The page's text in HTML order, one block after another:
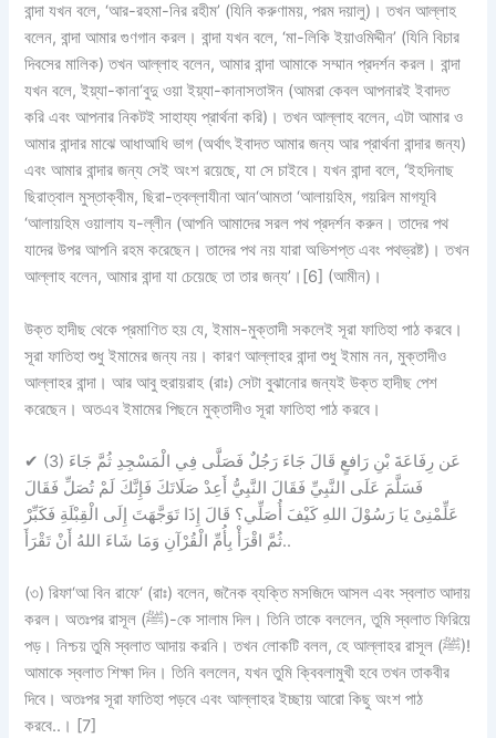
বান্দা যখন বলে, ‘আর-রহমা-নির রহীম’ (যিনি করুণাময়, পরম দয়ালু)। তখন আল্লাহ
বলেন, বান্দা আমার গুণগান করল। বান্দা যখন বলে, ‘মা-লিকি ইয়াওমিদ্দীন’ (যিনি বিচার
দিবসের মালিক) তখন আল্লাহ বলেন, আমার বান্দা আমাকে সম্মান প্রদর্শন করল। বান্দা
যখন বলে, ইয়্যা-কানা‘বুদু ওয়া ইয়্যা-কানাসতাঈন (আমরা কেবল আপনারই ইবাদত
করি এবং আপনার নিকটই সাহায্য প্রার্থনা করি)। তখন আল্লাহ বলেন, এটা আমার ও
আমার বান্দার মাঝে আধাআধি ভাগ (অর্থাৎ ইবাদত আমার জন্য আর প্রার্থনা বান্দার জন্য)
এবং আমার বান্দার জন্য সেই অংশ রয়েছে, যা সে চাইবে। যখন বান্দা বলে, ‘ইহদিনাছ
ছিরাত্বাল মুস্তাক্বীম, ছিরা-ত্বল্লাযীনা আন‘আমতা ‘আলায়হিম, গয়রিল মাগযূবি
‘আলায়হিম ওয়ালায য-ল্লীন (আপনি আমাদের সরল পথ প্রদর্শন করুন। তাদের পথ
যাদের উপর আপনি রহম করেছেন। তাদের পথ নয় যারা অভিশপ্ত এবং পথভ্রষ্ট)। তখন
আল্লাহ বলেন, আমার বান্দা যা চেয়েছে তা তার জন্য’।[6] (আমীন)।
উক্ত হাদীছ থেকে প্রমাণিত হয় যে, ইমাম-মুক্তাদী সকলেই সূরা ফাতিহা পাঠ করবে।
সূরা ফাতিহা শুধু ইমামের জন্য নয়। কারণ আল্লাহর বান্দা শুধু ইমাম নন, মুক্তাদীও
আল্লাহর বান্দা। আর আবু হুরায়রাহ (রাঃ) সেটা বুঝানোর জন্যই উক্ত হাদীছ পেশ
করেছেন। অতএব ইমামের পিছনে মুক্তাদীও সূরা ফাতিহা পাঠ করবে।
✔ (3) عَن رِفَاعَةَ بْنِ رَافعٍ قَالَ جَاءَ رَجُلٌ فَصَلَّى فِي الْمَسْجِدِ ثُمَّ جَاءَ
فَسَلَّمَ عَلَى النَّبِيِّ فَقَالَ النَّبِيُّ أَعِدْ صَلَاتَكَ فَإِنَّكَ لَمْ تُصَلِّ فَقَالَ
عَلِّمْنِىْ يَا رَسُوْلَ اللهِ كَيْفَ أُصَلِّي؟ قَالَ إِذَا تَوَجَّهَتَ إِلَى الْقِبْلَةِ فَكَبِّرْ
ثُمَّ اقْرَأْ بِأُمِّ الْقُرْآنِ وَمَا شَاءَ اللهُ أَنْ تَقْرَأَ..
(৩) রিফা‘আ বিন রাফে‘ (রাঃ) বলেন, জনৈক ব্যক্তি মসজিদে আসল এবং স্বলাত আদায়
করল। অতঃপর রাসূল (ﷺ)-কে সালাম দিল। তিনি তাকে বললেন, তুমি স্বলাত ফিরিয়ে
পড়। নিশ্চয় তুমি স্বলাত আদায় করনি। তখন লোকটি বলল, হে আল্লাহর রাসূল (ﷺ)!
আমাকে স্বলাত শিক্ষা দিন। তিনি বললেন, যখন তুমি ক্বিবলামুখী হবে তখন তাকবীর
দিবে। অতঃপর সূরা ফাতিহা পড়বে এবং আল্লাহর ইচ্ছায় আরো কিছু অংশ পাঠ
করবে..। [7]